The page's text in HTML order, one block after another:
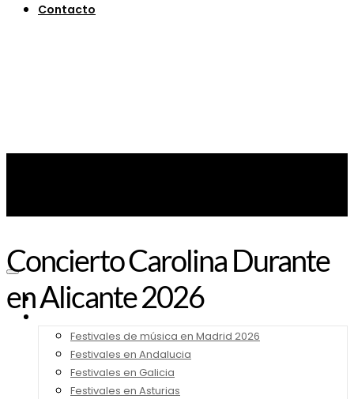
Contacto
Noticias
Festivales de música en Madrid 2026
Festivales en Andalucia
Festivales en Galicia
Festivales en Asturias
Concierto Carolina Durante
en Alicante 2026